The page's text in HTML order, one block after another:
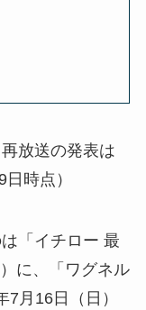
放送の発表は
時点）
「イチロー 最
に、「ワグネル
月16日（日）